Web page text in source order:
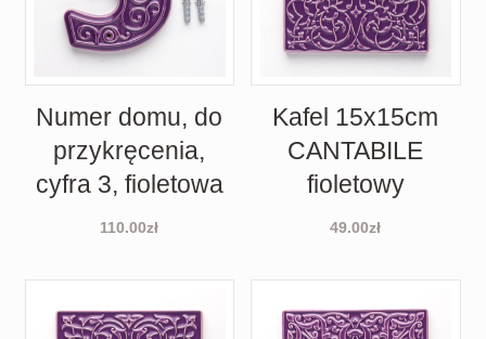
Numer domu, do
przykręcenia,
cyfra 3, fioletowa
110.00zł
Kafel 15x15cm
CANTABILE
fioletowy
49.00zł